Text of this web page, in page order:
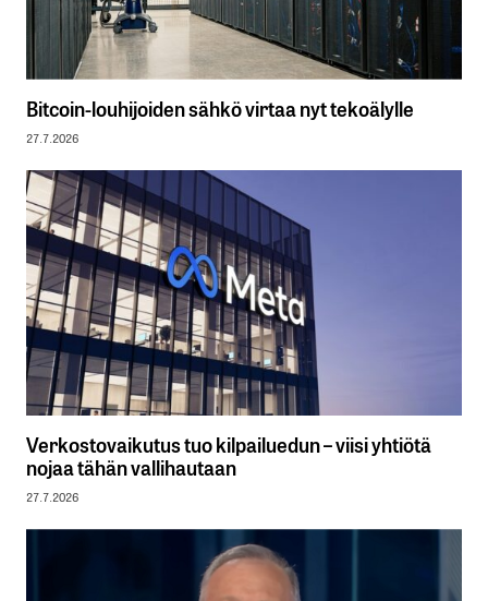
Bitcoin-louhijoiden sähkö virtaa nyt tekoälylle
27.7.2026
Verkostovaikutus tuo kilpailuedun – viisi yhtiötä
nojaa tähän vallihautaan
27.7.2026